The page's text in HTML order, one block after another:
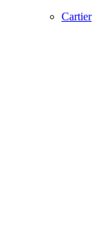
Cartier